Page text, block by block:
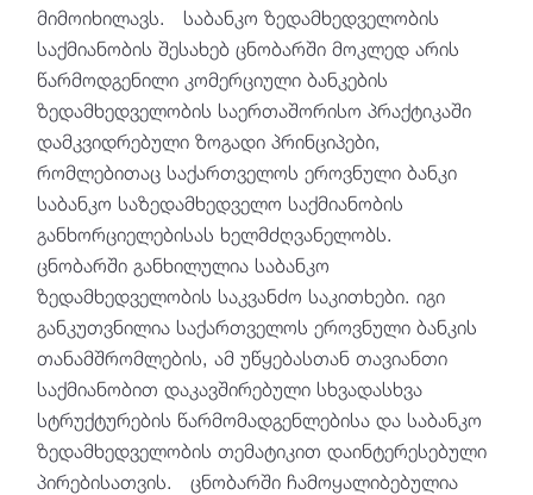
მიმოიხილავს. საბანკო ზედამხედველობის
საქმიანობის შესახებ ცნობარში მოკლედ არის
წარმოდგენილი კომერციული ბანკების
ზედამხედველობის საერთაშორისო პრაქტიკაში
დამკვიდრებული ზოგადი პრინციპები,
რომლებითაც საქართველოს ეროვნული ბანკი
საბანკო საზედამხედველო საქმიანობის
განხორციელებისას ხელმძღვანელობს.
ცნობარში განხილულია საბანკო
ზედამხედველობის საკვანძო საკითხები. იგი
განკუთვნილია საქართველოს ეროვნული ბანკის
თანამშრომლების, ამ უწყებასთან თავიანთი
საქმიანობით დაკავშირებული სხვადასხვა
სტრუქტურების წარმომადგენლებისა და საბანკო
ზედამხედველობის თემატიკით დაინტერესებული
პირებისათვის. ცნობარში ჩამოყალიბებულია